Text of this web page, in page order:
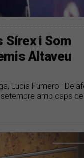
Sírex i Som
Altaveu
Lucia Fumero i
amb caps de